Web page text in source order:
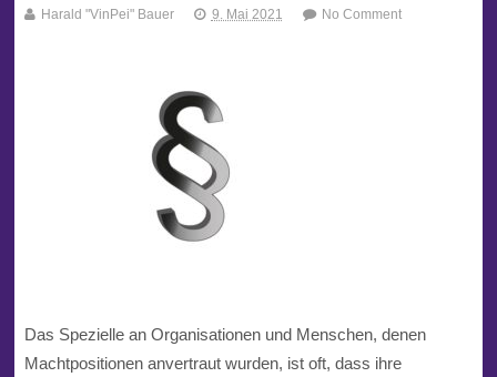
Harald "VinPei" Bauer 9. Mai 2021 No Comment
Das Spezielle an Organisationen und Menschen, denen
Machtpositionen anvertraut wurden, ist oft, dass ihre